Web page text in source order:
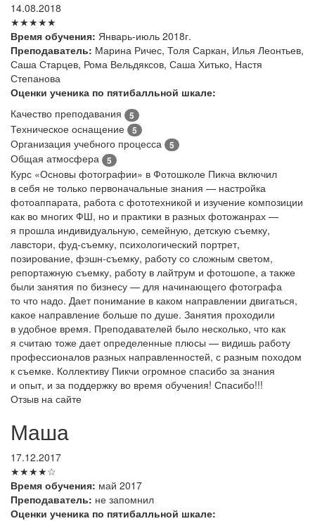
14.08.2018
★★★★★
Время обучения: Январь-июль 2018г.
Преподаватель: Марина Ричес, Толя Саркан, Илья Леонтьев,
Саша Старцев, Рома Вельдяксов, Саша Хитько, Настя
Степанова
Оценки ученика по пятибалльной шкале:
Качество преподавания
5
Техническое оснащение 5
Организация учебного процесса 5
Общая атмосфера 5
Курс «Основы фотографии» в Фотошколе Пикча включил
в себя не только первоначальные знания — настройка
фотоаппарата, работа с фототехникой и изучение композиции
как во многих ФШ, но и практики в разных фотожанрах —
я прошла индивидуальную, семейную, детскую съемку,
лавстори, фуд-съемку, психологический портрет,
позирование, фэшн-съемку, работу со сложным светом,
репортажную съемку, работу в лайтрум и фотошопе, а также
были занятия по бизнесу — для начинающего фотографа
то что надо. Дает понимание в каком направлении двигаться,
какое направление больше по душе. Занятия проходили
в удобное время. Преподавателей было несколько, что как
я считаю тоже дает определенные плюсы — видишь работу
профессионалов разных направленностей, с разным походом
к съемке. Коллективу Пикчи огромное спасибо за знания
и опыт, и за поддержку во время обучения! Спасибо!!!
Отзыв на сайте
Маша
17.12.2017
★★★★☆
Время обучения: май 2017
Преподаватель: не запомнил
Оценки ученика по пятибалльной шкале: